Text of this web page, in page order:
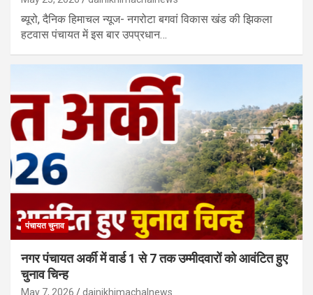
ब्यूरो, दैनिक हिमाचल न्यूज- नगरोटा बगवां विकास खंड की झिकला
हटवास पंचायत में इस बार उपप्रधान…
पंचायत चुनाव
नगर पंचायत अर्की में वार्ड 1 से 7 तक उम्मीदवारों को आवंटित हुए
चुनाव चिन्ह
May 7, 2026 dainikhimachalnews